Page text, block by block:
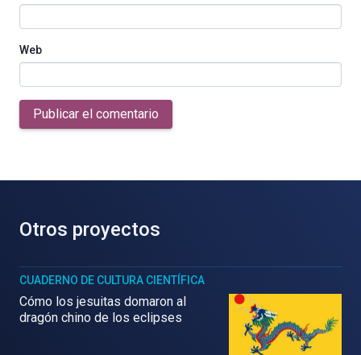
Web
Publicar el comentario
Otros proyectos
CUADERNO DE CULTURA CIENTÍFICA
Cómo los jesuitas domaron al
dragón chino de los eclipses